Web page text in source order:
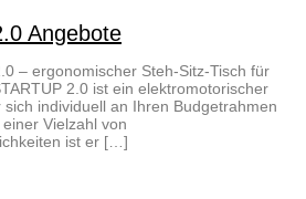
Angebote
– ergonomischer Steh-Sitz-Tisch für
2.0 ist ein elektromotorischer
sich individuell an Ihren Budgetrahmen
Vielzahl von
ist er […]